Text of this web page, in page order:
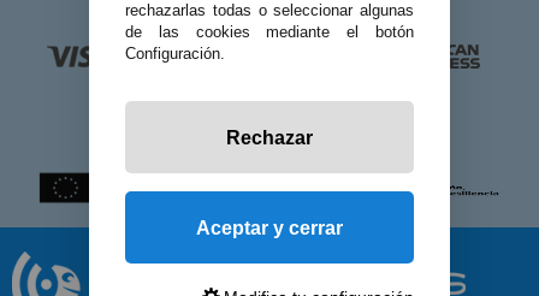
rechazarlas todas o seleccionar algunas
de las cookies mediante el botón
Configuración.
Rechazar
Aceptar y cerrar